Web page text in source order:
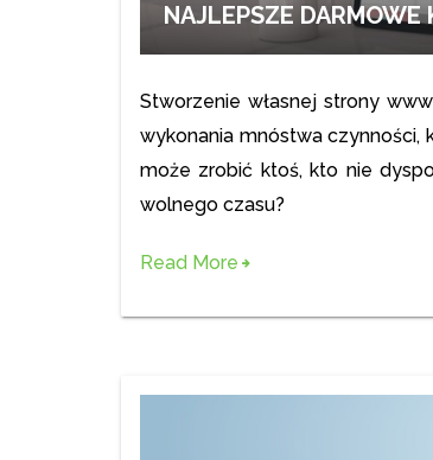
NAJLEPSZE
Stworzenie własnej strony
wykonania mnóstwa czynności,
może zrobić ktoś, kto nie
wolnego czasu?
Read More